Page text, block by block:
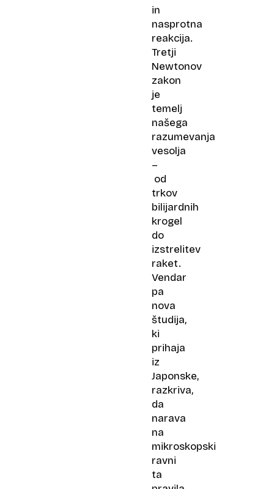
in
nasprotna
reakcija.
Tretji
Newtonov
zakon
je
temelj
našega
razumevanja
vesolja
–
od
trkov
bilijardnih
krogel
do
izstrelitev
raket.
Vendar
pa
nova
študija,
ki
prihaja
iz
Japonske,
razkriva,
da
narava
na
mikroskopski
ravni
ta